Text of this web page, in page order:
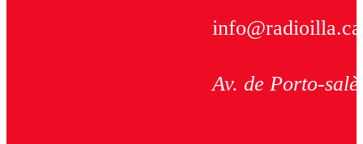
Av. de Porto-